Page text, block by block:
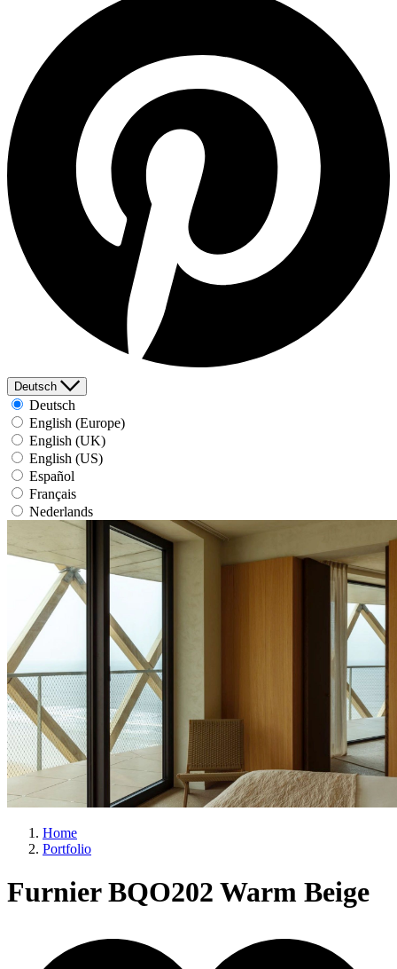
Deutsch
Deutsch
English (Europe)
English (UK)
English (US)
Español
Français
Nederlands
Home
Portfolio
Furnier BQO202 Warm Beige